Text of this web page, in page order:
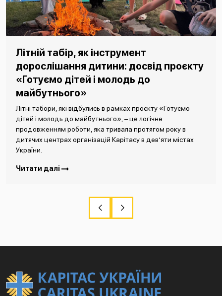
Літній табір, як інструмент
дорослішання дитини: досвід проєкту
«Готуємо дітей і молодь до
майбутнього»
Літні табори, які відбулись в рамках проєкту «Готуємо
дітей і молодь до майбутнього», – це логічне
продовженням роботи, яка тривала протягом року в
дитячих центрах організацій Карітасу в дев’яти містах
України.
Читати далі